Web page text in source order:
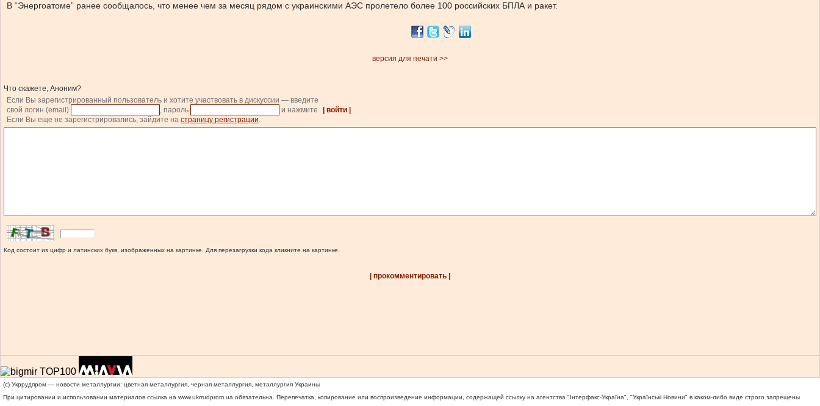
В “Энергоатоме” ранее сообщалось, что менее чем за месяц рядом с украинскими АЭС пролетело более 100 российских БПЛА и ракет.
версия для печати >>
Что скажете, Аноним?
Если Вы зарегистрированный пользователь и хотите участвовать в дискуссии — введите
свой логин (email)
, пароль и нажмите | войти |
.
Если Вы еще не зарегистрировались, зайдите на страницу регистрации.
Код состоит из цифр и латинских букв, изображенных на картинке. Для перезагрузки кода кликните на картинке.
| прокомментировать |
(c) Укррудпром — новости металлургии: цветная металлургия, черная металлургия, металлургия Украины
При цитировании и использовании материалов ссылка на www.ukrrudprom.ua обязательна. Перепечатка, копирование или воспроизведение информации, содержащей ссылку на агентства "Iнтерфакс-Україна", "Українськi Новини" в каком-либо виде строго запрещены